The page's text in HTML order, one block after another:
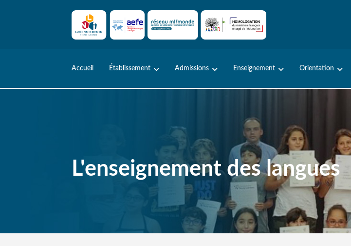
Accueil Établissement Admissions Enseignement Orientation
L'enseignement des langues